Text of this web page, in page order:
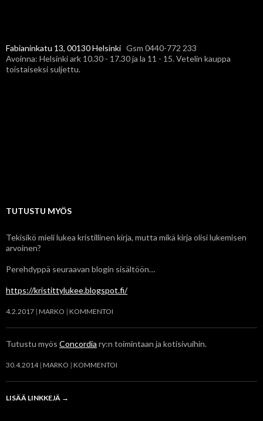
Fabianinkatu 13, 00130 Helsinki Gsm 0440-772 233
Avoinna: Helsinki ark 10.30 - 17.30 ja la 11 - 15. Vetelin kauppa
toistaiseksi suljettu.
TUTUSTU MYÖS
Tekisikö mieli lukea kristillinen kirja, mutta mikä kirja olisi lukemisen
arvoinen?
Perehdyppä seuraavan blogin sisältöön…
https://kristittylukee.blogspot.fi/
4.2.2017 MARKO KOMMENTOI
Tutustu myös Concordia ry:n toimintaan ja kotisivuihin.
30.4.2014 MARKO KOMMENTOI
LISÄÄ LINKKEJÄ →